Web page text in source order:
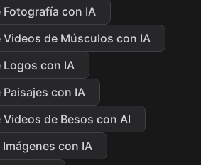
Fotografía con IA
Videos de Músculos con IA
Logos con IA
con IA
de Besos con AI
con IA